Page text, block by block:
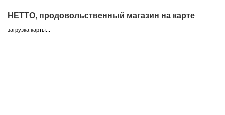
НЕТТО, продовольственный магазин на карте
загрузка карты...